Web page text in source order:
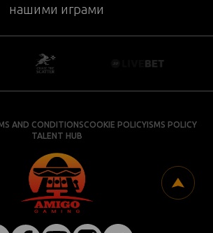
нашими играми
AND CONDITIONSCOOKIE POLICYISMS POLICY
TALENT HUB